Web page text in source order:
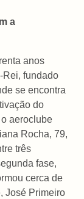
a
anos
Rei, fundado
se encontra
do
aeroclube
Rocha, 79,
três
fase,
cerca de
José Primeiro